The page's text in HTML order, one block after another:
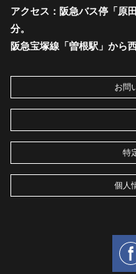
アクセス：阪急バス停「原
分。
阪急宝塚線「曽根駅」から
お問
特
個人